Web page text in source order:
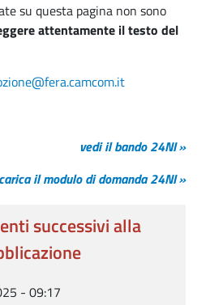
su questa pagina non sono
attentamente il testo del
vedi il bando 24NI »
il modulo di domanda 24NI »
successivi alla
- 09:17